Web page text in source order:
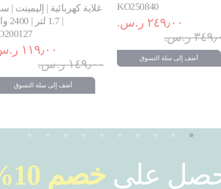
غلاية كهربائية | إليمينت |
1.7
١١٩٫٠٠ ر.س.‏
١٤٩٫٠٠ ر.س.‏
أضف إلى سلة التسوق
KO250840
٢٤٩٫٠٠ ر.س.‏
ر.س.‏
أضف إلى سلة التسوق
على خصم 10%